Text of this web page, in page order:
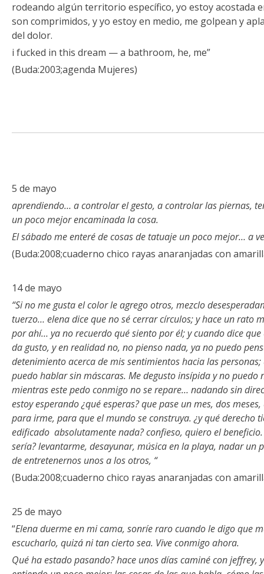
rodeando algún territorio específico, yo estoy acostada
son comprimidos, y yo estoy en medio, me golpean y
del dolor.
i fucked in this dream — a bathroom, he, me”
(Buda:2003;agenda Mujeres)
5 de mayo
aprendiendo… a controlar el gesto, a controlar las piernas,
un poco mejor encaminada la cosa.
El sábado me enteré de cosas de tatuaje un poco mejor… a
(Buda:2008;cuaderno chico rayas anaranjadas con
14 de mayo
“Si no me gusta el color le agrego otros, mezclo
tuerzo… elena dice que no sé cerrar círculos; y hace un rato
por ahí… ya no recuerdo qué siento por él; y cuando dice
da gusto, y en realidad no, no pienso nada, ya no puedo
detenimiento acerca de mis sentimientos hacia las
puedo hablar sin máscaras. Me degusto insípida y no
mientras este pedo conmigo no se repare… nadando sin
estoy esperando ¿qué esperas? que pase un mes, dos
para irme, para que el mundo se construya. ¿y qué derecho
edificado absolutamente nada? confieso, quiero el
sería? levantarme, desayunar, música en la playa, nadar un
de entretenernos unos a los otros, “
(Buda:2008;cuaderno chico rayas anaranjadas con
25 de mayo
“Elena duerme en mi cama, sonríe raro cuando le digo que
escucharlo, quizá ni tan cierto sea. Vive conmigo ahora.
Qué ha estado pasando? hace unos días caminé con jeffrey,